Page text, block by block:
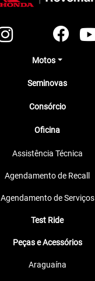
Motos
Seminovas
Consórcio
Oficina
Assistência Técnica
Agendamento de Recall
Agendamento de Serviços
Test Ride
Peças e Acessórios
Araguaína